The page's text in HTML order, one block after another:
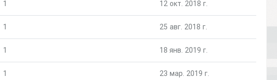
1 12 окт. 2018 г.
1 25 авг. 2018 г.
1 18 янв. 2019 г.
1 23 мар. 2019 г.